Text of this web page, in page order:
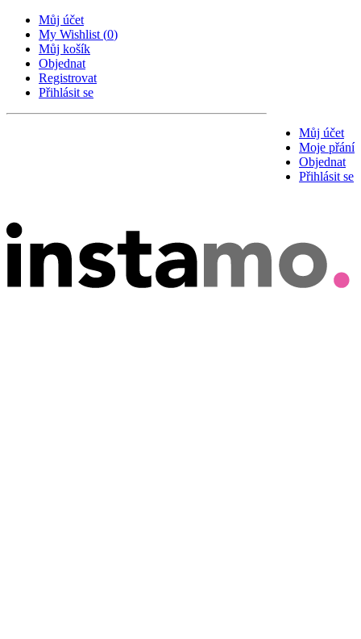
Můj účet
My Wishlist (0)
Můj košík
Objednat
Registrovat
Přihlásit se
Můj účet
Moje přání
Objednat
Přihlásit se